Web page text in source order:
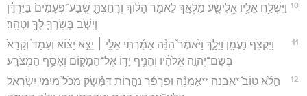
10 וַיִּשְׁלַ֥ח אֵלָ֛יו אֱלִישָׁ֖ע מַלְאָ֣ךְ לֵאמֹ֑ר הָל֗וֹךְ וְרָחַצְתָּ֤ שֶֽׁבַע־פְּעָמִים֙ בַּיַּרְדֵּ֔ן
וְיָשֹׁ֧ב בְּשָׂרְךָ֛ לְךָ֖ וּטְהָֽר׃
11
וַיִּקְצֹ֥ף נַעֲמָ֖ן וַיֵּלַ֑ךְ וַיֹּאמֶר֩ הִנֵּ֨ה אָמַ֜רְתִּי אֵלַ֣י ׀ יֵצֵ֣א יָצ֗וֹא וְעָמַד֙ וְקָרָא֙
בְּשֵׁם־יְהוָ֣ה אֱלֹהָ֔יו וְהֵנִ֥יף יָד֛וֹ אֶל־הַמָּק֖וֹם וְאָסַ֥ף הַמְּצֹרָֽע׃
12
הֲלֹ֡א טוֹב֩ *אבנה **אֲמָנָ֨ה וּפַרְפַּ֜ר נַהֲר֣וֹת דַּמֶּ֗שֶׂק מִכֹּל֙ מֵימֵ֣י יִשְׂרָאֵ֔ל